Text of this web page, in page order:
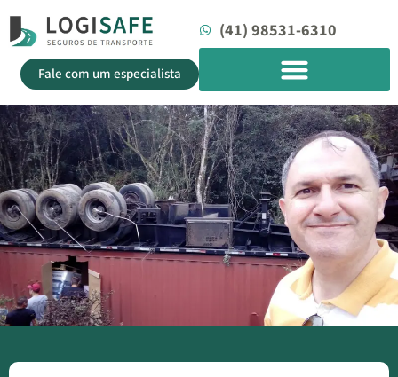
(41) 98531-6310
Fale com um especialista